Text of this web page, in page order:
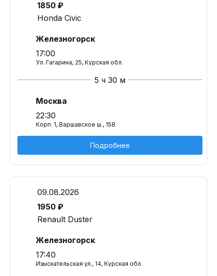
1850 ₽
Honda Civic
Железногорск
17:00
Ул. Гагарина, 25, Курская обл.
5 ч 30 м
Москва
22:30
Корп. 1, Варшавское ш., 158
Подробнее
09.08.2026
1950 ₽
Renault Duster
Железногорск
17:40
Изыскательская ул., 14, Курская обл.